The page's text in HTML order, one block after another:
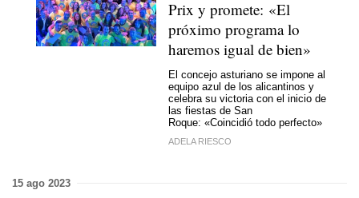
Prix y promete: «El
próximo programa lo
haremos igual de bien»
El concejo asturiano se impone al
equipo azul de los alicantinos y
celebra su victoria con el inicio de
las fiestas de San
Roque: «Coincidió todo perfecto»
ADELA RIESCO
15 ago 2023